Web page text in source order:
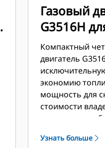
Газовый
G3516H
больших
Компактный
двигатель
экономию
мощность для
стоимости
всепогодное
электрическую
Узнать больше